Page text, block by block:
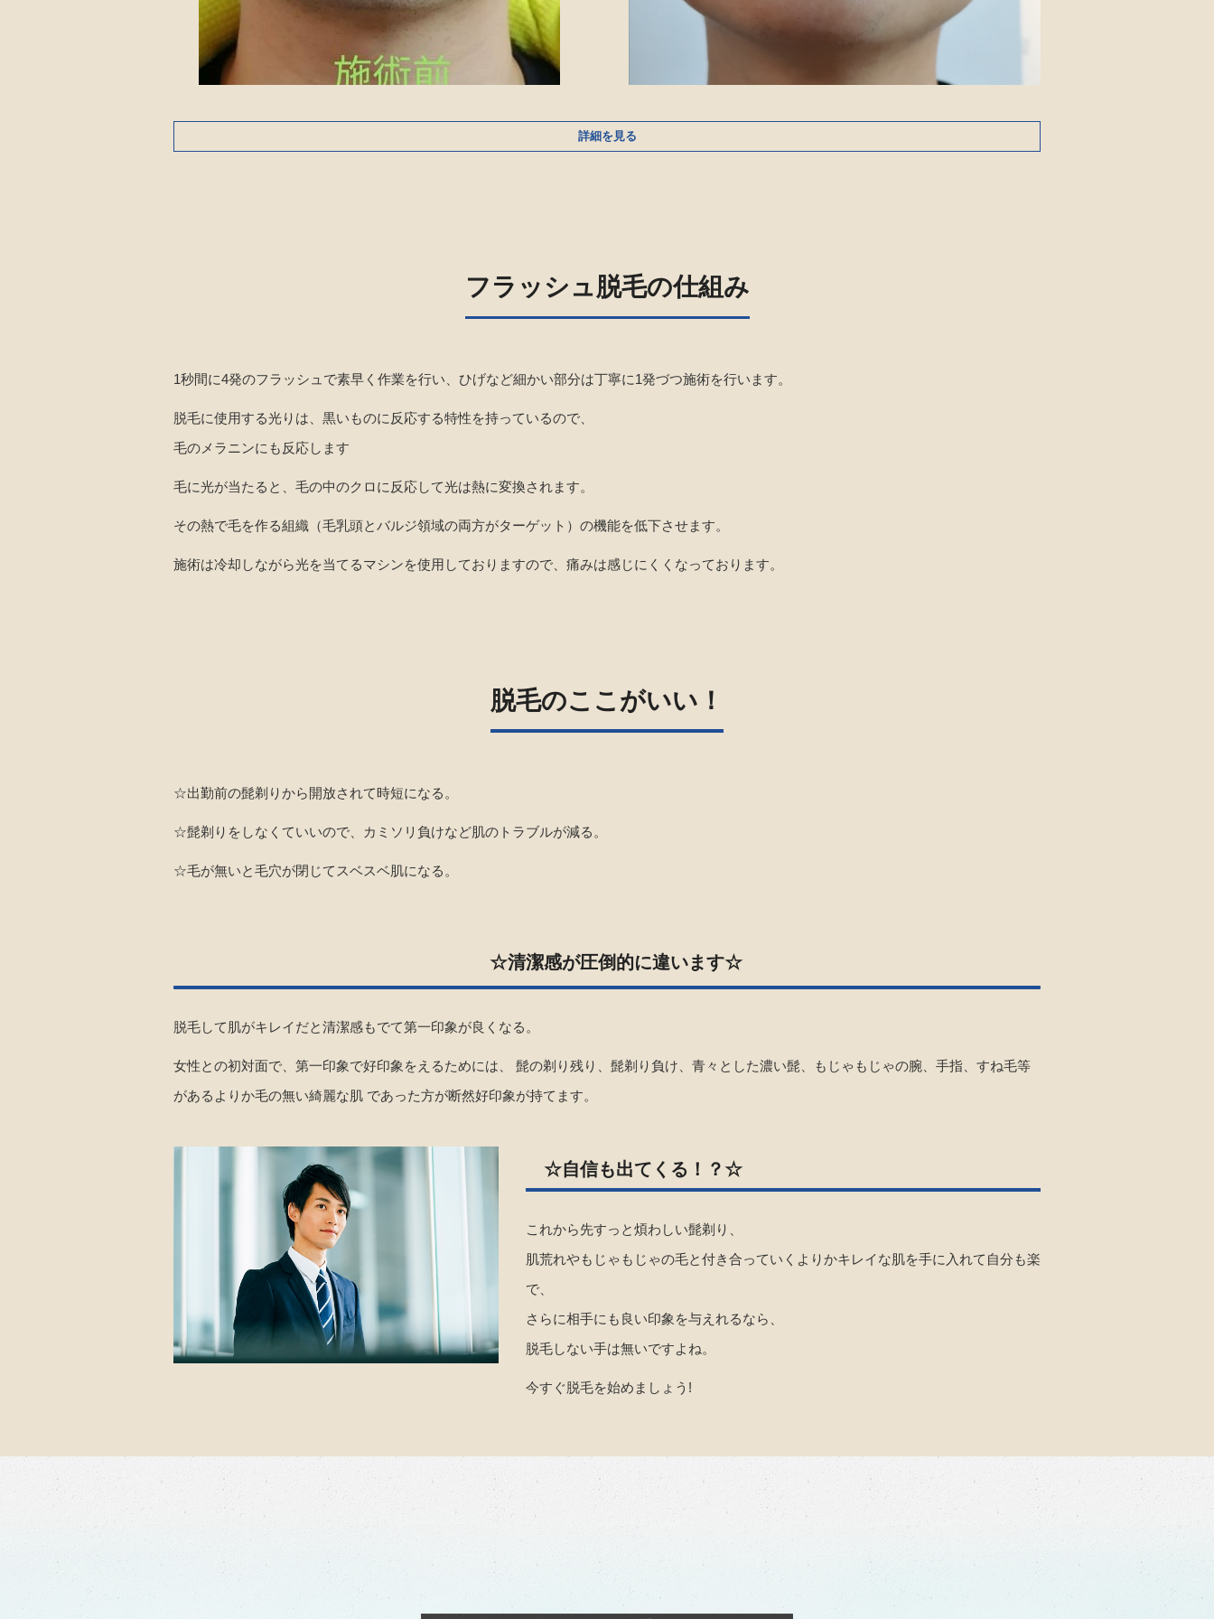
詳細を見る
フラッシュ脱毛の仕組み
1秒間に4発のフラッシュで素早く作業を行い、ひげなど細かい部分は丁寧に1発づつ施術を行います。
脱毛に使用する光りは、黒いものに反応する特性を持っているので、
毛のメラニンにも反応します
毛に光が当たると、毛の中のクロに反応して光は熱に変換されます。
その熱で毛を作る組織（毛乳頭とバルジ領域の両方がターゲット）の機能を低下させます。
施術は冷却しながら光を当てるマシンを使用しておりますので、痛みは感じにくくなっております。
脱毛のここがいい！
☆出勤前の髭剃りから開放されて時短になる。
☆髭剃りをしなくていいので、カミソリ負けなど肌のトラブルが減る。
☆毛が無いと毛穴が閉じてスベスベ肌になる。
☆清潔感が圧倒的に違います☆
脱毛して肌がキレイだと清潔感もでて第一印象が良くなる。
女性との初対面で、第一印象で好印象をえるためには、 髭の剃り残り、髭剃り負け、青々とした濃い髭、もじゃもじゃの腕、手指、すね毛等
があるよりか毛の無い綺麗な肌 であった方が断然好印象が持てます。
☆自信も出てくる！？☆
これから先すっと煩わしい髭剃り、
肌荒れやもじゃもじゃの毛と付き合っていくよりかキレイな肌を手に入れて自分も楽
で、
さらに相手にも良い印象を与えれるなら、
脱毛しない手は無いですよね。
今すぐ脱毛を始めましょう!